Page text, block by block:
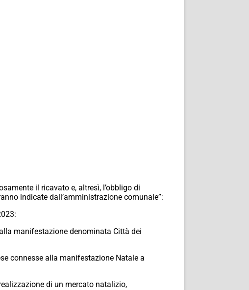
il ricavato e, altresì, l’obbligo di
indicate dall’amministrazione comunale”:
manifestazione denominata Città dei
connesse alla manifestazione Natale a
di un mercato natalizio,